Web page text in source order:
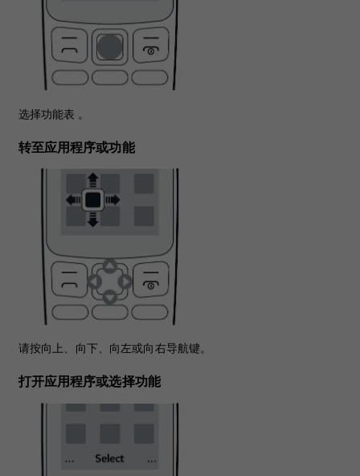
选择功能表 。
转至应用程序或功能
请按向上、向下、向左或向右导航键。
打开应用程序或选择功能